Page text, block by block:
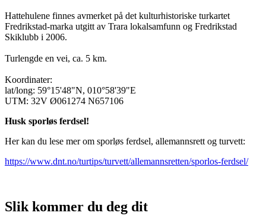
Hattehulene finnes avmerket på det kulturhistoriske turkartet
Fredrikstad-marka utgitt av Trara lokalsamfunn og Fredrikstad
Skiklubb i 2006.
Turlengde en vei, ca. 5 km.
Koordinater:
lat/long: 59°15'48"N, 010°58'39"E
UTM: 32V Ø061274 N657106
Husk sporløs ferdsel!
Her kan du lese mer om sporløs ferdsel, allemannsrett og turvett:
https://www.dnt.no/turtips/turvett/allemannsretten/sporlos-ferdsel/
Slik kommer du deg dit